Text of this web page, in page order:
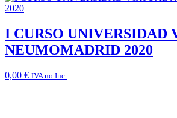
I CURSO UNIVERSIDAD
NEUMOMADRID 2020
0,00 € IVA no Inc.